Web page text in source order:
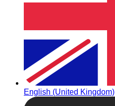
English (United Kingdom)